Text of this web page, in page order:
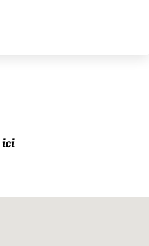
ici